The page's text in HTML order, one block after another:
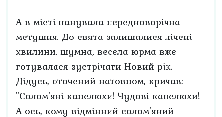
А в місті панувала передноворічна
метушня. До свята залишалися лічені
хвилини, шумна, весела юрма вже
готувалася зустрічати Новий рік.
Дідусь, оточений натовпом, кричав:
"Солом'яні капелюхи! Чудові капелюхи!
А ось, кому відмінний солом'яний